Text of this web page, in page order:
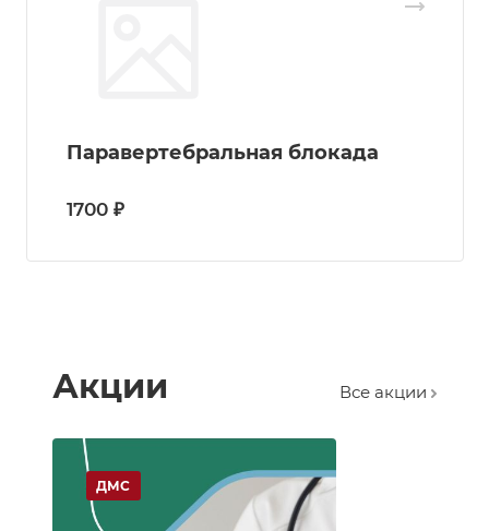
Паравертебральная блокада
1700 ₽
Акции Все акции
ДМС